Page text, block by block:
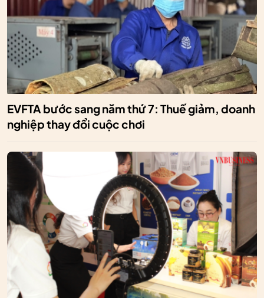
EVFTA bước sang năm thứ 7: Thuế giảm, doanh
nghiệp thay đổi cuộc chơi